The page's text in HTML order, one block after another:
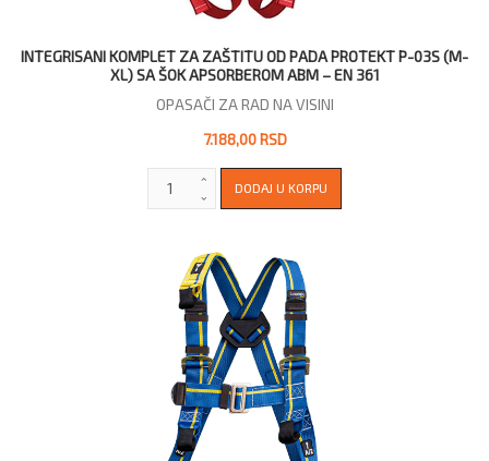
INTEGRISANI KOMPLET ZA ZAŠTITU OD PADA PROTEKT P-03S (M-
XL) SA ŠOK APSORBEROM ABM – EN 361
OPASAČI ZA RAD NA VISINI
7.188,00 RSD